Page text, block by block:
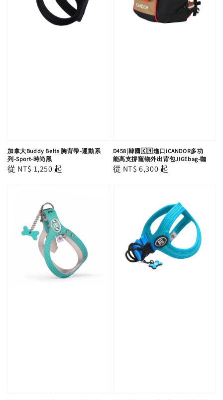
加拿大Buddy Belts 胸背帶-運動系
列-Sport-時尚黑
Regular
從 NT$ 1,250 起
D458|韓國🇰🇷進口iCANDOR多功
能高支撐寵物外出背包JIGEbag-咖
Regular
從 NT$ 6,300 起